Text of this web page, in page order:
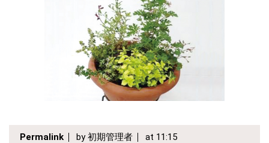
Permalink by 初期管理者 at 11:15